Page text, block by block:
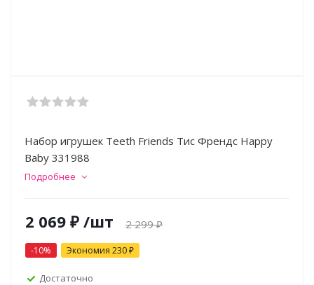
Набор игрушек Teeth Friends Тис Френдс Happy
Baby 331988
Подробнее
2 069 ₽ /шт 2 299₽
-10% Экономия 230₽
Достаточно